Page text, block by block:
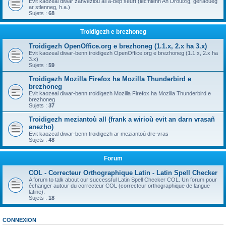
ar stlenneg, h.a.)
Sujets : 68
Troidigezh e brezhoneg
Troidigezh OpenOffice.org e brezhoneg (1.1.x, 2.x ha 3.x)
Evit kaozeal diwar-benn troidigezh OpenOffice.org e brezhoneg (1.1.x, 2.x ha
3.x)
Sujets : 59
Troidigezh Mozilla Firefox ha Mozilla Thunderbird e
brezhoneg
Evit kaozeal diwar-benn troidigezh Mozilla Firefox ha Mozilla Thunderbird e
brezhoneg
Sujets : 37
Troidigezh meziantoù all (frank a wirioù evit an darn vrasañ
anezho)
Evit kaozeal diwar-benn troidigezh ar meziantoù dre-vras
Sujets : 48
Forum
COL - Correcteur Orthographique Latin - Latin Spell Checker
A forum to talk about our successful Latin Spell Checker COL. Un forum pour
échanger autour du correcteur COL (correcteur orthographique de langue
latine).
Sujets : 18
CONNEXION